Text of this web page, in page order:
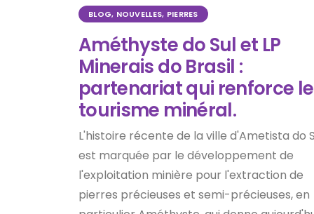
BLOG, NOUVELLES, PIERRES
Améthyste do Sul et LP
Minerais do Brasil :
partenariat qui renforce le
tourisme minéral.
L'histoire récente de la ville d'Ametista do
est marquée par le développement de
l'exploitation minière pour l'extraction de
pierres précieuses et semi-précieuses, en